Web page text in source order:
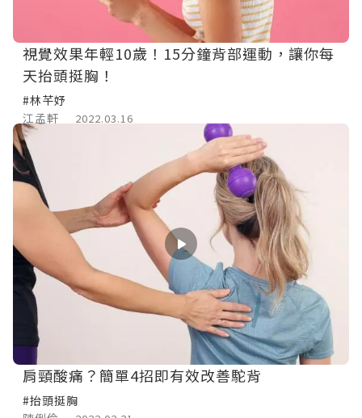
視覺效果年輕10歲！15分鐘背部運動，讓你每
天抬頭挺胸！
#林芊妤
江孟軒
2022.03.16
肩頸酸痛？簡單4招即有效改善駝背
#抬頭挺胸